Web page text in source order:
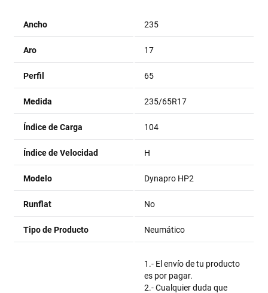
Ancho 235
Aro 17
Perfil 65
Medida 235/65R17
Índice de Carga 104
Índice de Velocidad H
Modelo Dynapro HP2
Runflat No
Tipo de Producto Neumático
1.- El envío de tu producto
es por pagar.
2.- Cualquier duda que